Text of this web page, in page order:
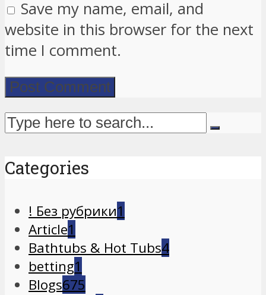
Save my name, email, and
website in this browser for the next
time I comment.
Categories
! Без рубрики1
Article1
Bathtubs & Hot Tubs4
betting1
Blogs675